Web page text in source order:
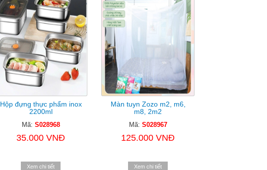
Hộp đựng thực phẩm inox
2200ml
Mã: S028968
35.000 VNĐ
Xem chi tiết
Màn tuyn Zozo m2, m6,
m8, 2m2
Mã: S028967
125.000 VNĐ
Xem chi tiết